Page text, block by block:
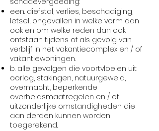
een. diefstal, verlies, beschadiging,
letsel, ongevallen in welke vorm dan
ook en om welke reden dan ook
ontstaan tijdens of als gevolg van
verblijf in het vakantiecomplex en / of
vakantiewoningen.
b. alle gevolgen die voortvloeien uit:
oorlog, stakingen, natuurgeweld,
overmacht, beperkende
overheidsmaatregelen en / of
uitzonderlijke omstandigheden die
aan derden kunnen worden
toegerekend.